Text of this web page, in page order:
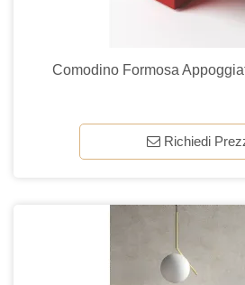
Comodino Formosa
Richiedi